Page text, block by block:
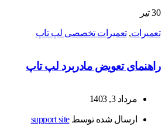
30 تیر
تعمیرات,تعمیرات تخصصی لپ تاپ
راهنمای تعویض مادربرد لپ تاپ
مرداد 3, 1403
ارسال شده توسطsupport site